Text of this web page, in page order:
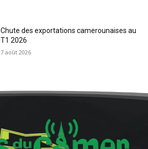
Chute des exportations camerounaises au
T1 2026
7 août 2026